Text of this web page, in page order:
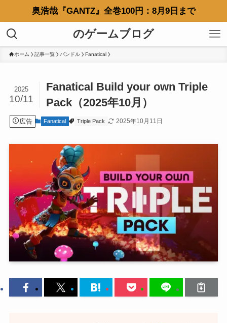
奥浩哉『GANTZ』全巻100円：8月9日まで
のゲームブログ
ホーム 記事一覧 バンドル Fanatical
Fanatical Build your own Triple
Pack（2025年10月）
2025
10/11
広告 Fanatical Triple Pack 2025年10月11日